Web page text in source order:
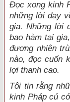
Đọc xong kinh
những lời dạy
gia. Những lời
bao hàm tại
đương nhiên
nào, đọc cuốn
lợi thanh cao.
Tôi tin rằng
kinh Pháp cú